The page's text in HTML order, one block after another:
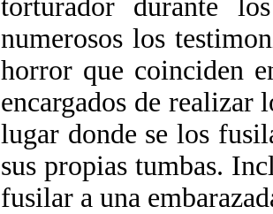
torturador durante
numerosos los
horror que coinciden
encargados de realizar
lugar donde se los
sus propias tumbas.
fusilar a una